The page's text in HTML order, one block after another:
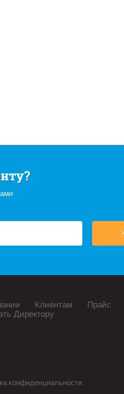
Клиентам Прайс
Директору
конфиденциальности